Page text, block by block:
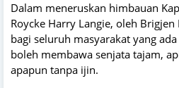
Dalam meneruskan himbauan
Roycke Harry Langie, oleh
bagi seluruh masyarakat yang
boleh membawa senjata tajam,
apapun tanpa ijin.